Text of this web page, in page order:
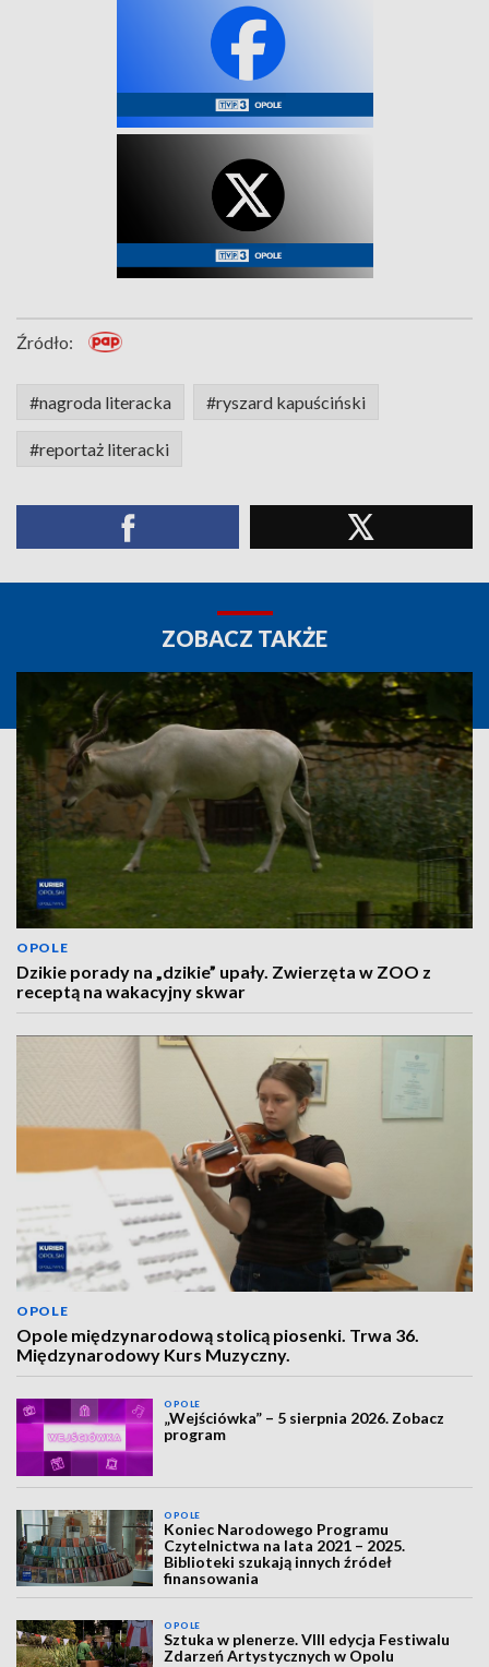
Źródło:
#nagroda literacka #ryszard kapuściński
#reportaż literacki
ZOBACZ TAKŻE
OPOLE
Dzikie porady na „dzikie” upały. Zwierzęta w ZOO z
receptą na wakacyjny skwar
OPOLE
Opole międzynarodową stolicą piosenki. Trwa 36.
Międzynarodowy Kurs Muzyczny.
OPOLE
„Wejściówka” – 5 sierpnia 2026. Zobacz
program
OPOLE
Koniec Narodowego Programu
Czytelnictwa na lata 2021 – 2025.
Biblioteki szukają innych źródeł
finansowania
OPOLE
Sztuka w plenerze. VIII edycja Festiwalu
Zdarzeń Artystycznych w Opolu